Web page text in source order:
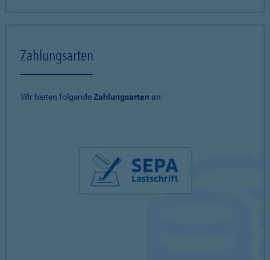
Zahlungsarten
Wir bieten folgendeZahlungsarten an: